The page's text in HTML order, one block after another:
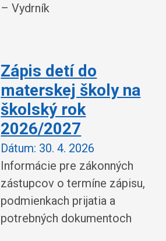
– Vydrník
Zápis detí do
materskej školy na
školský rok
2026/2027
Dátum: 30. 4. 2026
Informácie pre zákonných
zástupcov o termíne zápisu,
podmienkach prijatia a
potrebných dokumentoch